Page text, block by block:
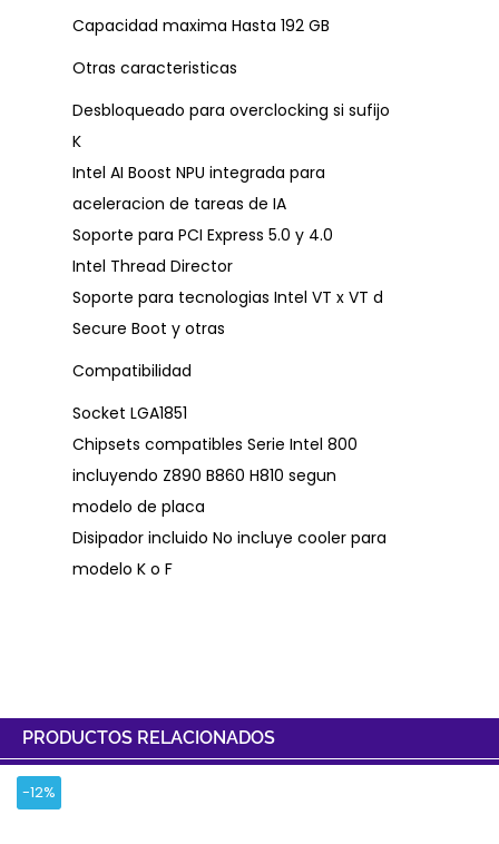
Capacidad maxima Hasta 192 GB
Otras caracteristicas
Desbloqueado para overclocking si sufijo
K
Intel AI Boost NPU integrada para
aceleracion de tareas de IA
Soporte para PCI Express 5.0 y 4.0
Intel Thread Director
Soporte para tecnologias Intel VT x VT d
Secure Boot y otras
Compatibilidad
Socket LGA1851
Chipsets compatibles Serie Intel 800
incluyendo Z890 B860 H810 segun
modelo de placa
Disipador incluido No incluye cooler para
modelo K o F
PRODUCTOS RELACIONADOS
-12%